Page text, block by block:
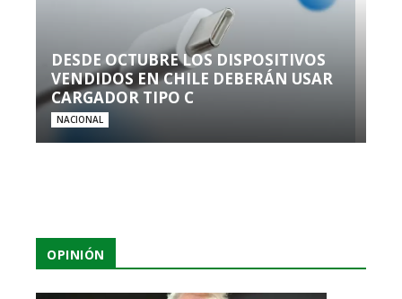
DESDE OCTUBRE LOS DISPOSITIVOS
VENDIDOS EN CHILE DEBERÁN USAR
CARGADOR TIPO C
NACIONAL
OPINIÓN